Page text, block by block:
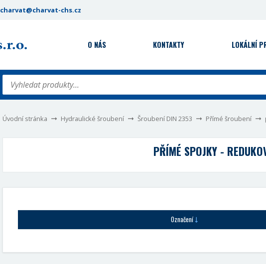
charvat@charvat-chs.cz
O NÁS KONTAKTY LOKÁLNÍ
Úvodní stránka Hydraulické šroubení Šroubení DIN 2353 Přímé šroubení
PŘÍMÉ SPOJKY -
Označení